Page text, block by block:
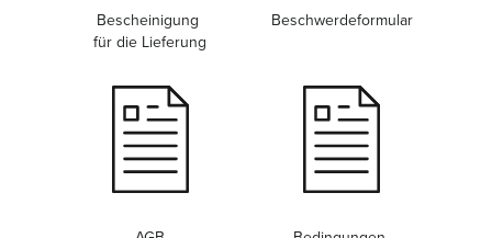
Bescheinigung
für die Lieferung
Beschwerdeformular